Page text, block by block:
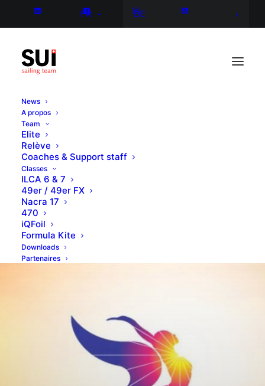
FR DE
News
A propos
Team
Elite
Relève
Coaches & Support staff
Classes
ILCA 6 & 7
49er / 49er FX
Nacra 17
470
iQFoil
Formula Kite
Downloads
Partenaires